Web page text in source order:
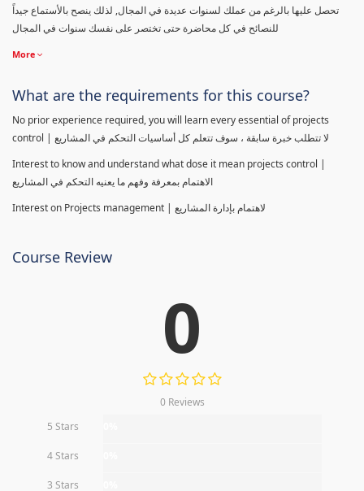
تحصل عليها بالرغم من عملك لسنوات عديدة في المجال, لذلك ينصح بالأستماع جيداً
للنصائح في كل محاضرة حتى تختصر على نفسك سنوات في المجال
More
What are the requirements for this course?
No prior experience required, you will learn every essential of projects
control | لا تتطلب خبرة سابقة ، سوف تتعلم كل أساسيات التحكم في المشاريع
Interest to know and understand what dose it mean projects control |
الاهتمام بمعرفة وفهم ما يعنيه التحكم في المشاريع
Interest on Projects management | لاهتمام بإدارة المشاريع
Course Review
0
0 Reviews
5 Stars
4 Stars
3 Stars